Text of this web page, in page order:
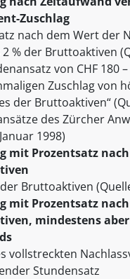
Zuschlag
nach dem Wert der
2 % der Bruttoaktiven
von CHF 180
Zuschlag von
der Bruttoaktiven“
des Zürcher
1998)
mit Prozentsatz
der Bruttoaktiven
mit Prozentsatz
mindestens
vollstreckten
Stundensatz